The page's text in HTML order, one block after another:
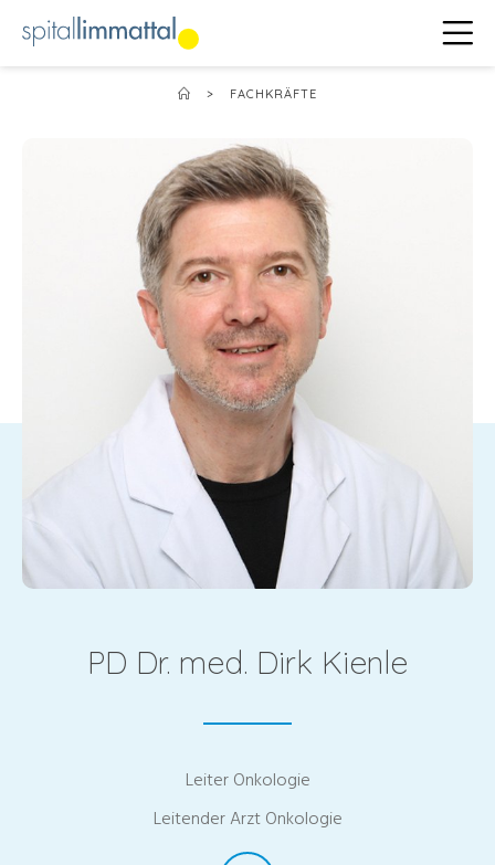
> FACHKRÄFTE
PD Dr. med. Dirk Kienle
Leiter Onkologie
Leitender Arzt Onkologie